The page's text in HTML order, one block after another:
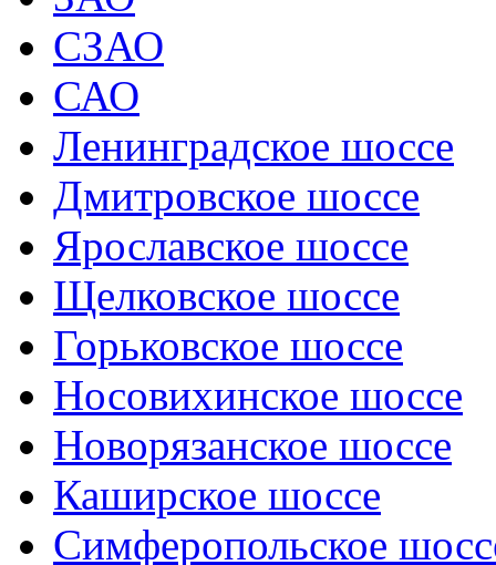
СЗАО
САО
Ленинградское шоссе
Дмитровское шоссе
Ярославское шоссе
Щелковское шоссе
Горьковское шоссе
Носовихинское шоссе
Новорязанское шоссе
Каширское шоссе
Симферопольское